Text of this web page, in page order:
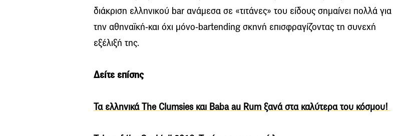
διάκριση ελληνικού bar ανάμεσα σε «τιτάνες» του είδους σημαίνει πολλά για
την αθηναϊκή-και όχι μόνο-bartending σκηνή επισφραγίζοντας τη συνεχή
εξέλιξή της.
Δείτε επίσης
Τα ελληνικά The Clumsies και Baba au Rum ξανά στα καλύτερα του κόσμου!